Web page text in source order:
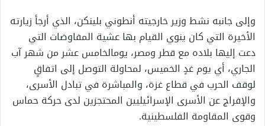
وإلى جانبه نشط وزير خارجيته أنطوني بلينكن، الذي أرجأ زيارته
الخيرة التي كان ينوي القيام بها عشية المفاوضات التي
دعت إليها بلاده مع قطر ومصر، يومالخامس عشر من شهرآب
الجاري، أي يوم غدٍ الخميس، لمحاولة التوصل إلى اتفاقٍ
لوقف الحرب في قطاع غزة، والمباشرة في تبادل الأسرى،
والإفراج عن الأسرى الإسرائيليين المحتجزين لدىحركة حماس
وقوى المقاومة الفلسطينية.